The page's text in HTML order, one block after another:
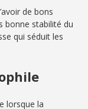
de bons
bonne stabilité du
qui séduit les
lorsque la